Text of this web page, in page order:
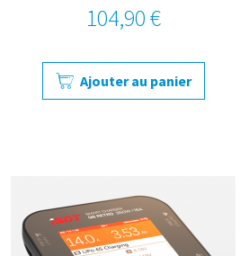
104,90 €
Ajouter au panier